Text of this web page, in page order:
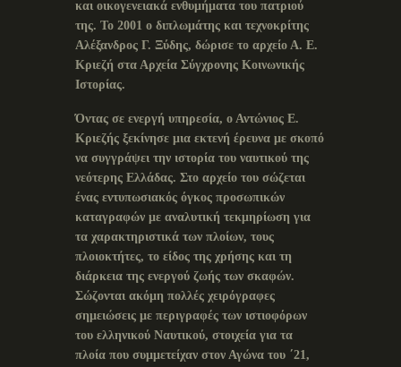
και οικογενειακά ενθυμήματα του πατριού
της. Το 2001 ο διπλωμάτης και τεχνοκρίτης
Αλέξανδρος Γ. Ξύδης, δώρισε το αρχείο Α. Ε.
Κριεζή στα Αρχεία Σύγχρονης Κοινωνικής
Ιστορίας.
Όντας σε ενεργή υπηρεσία, ο Αντώνιος Ε.
Κριεζής ξεκίνησε μια εκτενή έρευνα με σκοπό
να συγγράψει την ιστορία του ναυτικού της
νεότερης Ελλάδας. Στο αρχείο του σώζεται
ένας εντυπωσιακός όγκος προσωπικών
καταγραφών με αναλυτική τεκμηρίωση για
τα χαρακτηριστικά των πλοίων, τους
πλοιοκτήτες, το είδος της χρήσης και τη
διάρκεια της ενεργού ζωής των σκαφών.
Σώζονται ακόμη πολλές χειρόγραφες
σημειώσεις με περιγραφές των ιστιοφόρων
του ελληνικού Ναυτικού, στοιχεία για τα
πλοία που συμμετείχαν στον Αγώνα του ΄21,